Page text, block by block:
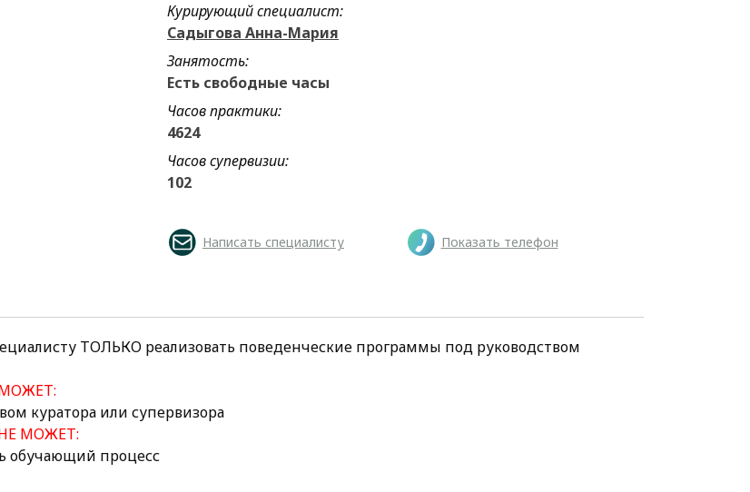
Курирующий специалист:
Садыгова Анна-Мария
Занятость:
Есть свободные часы
Часов практики:
4624
Часов супервизии:
102
Написать специалисту Показать телефон
ТОЛЬКО реализовать поведенческие программы под руководством
МОЖЕТ:
куратора или супервизора
НЕ МОЖЕТ:
обучающий процесс